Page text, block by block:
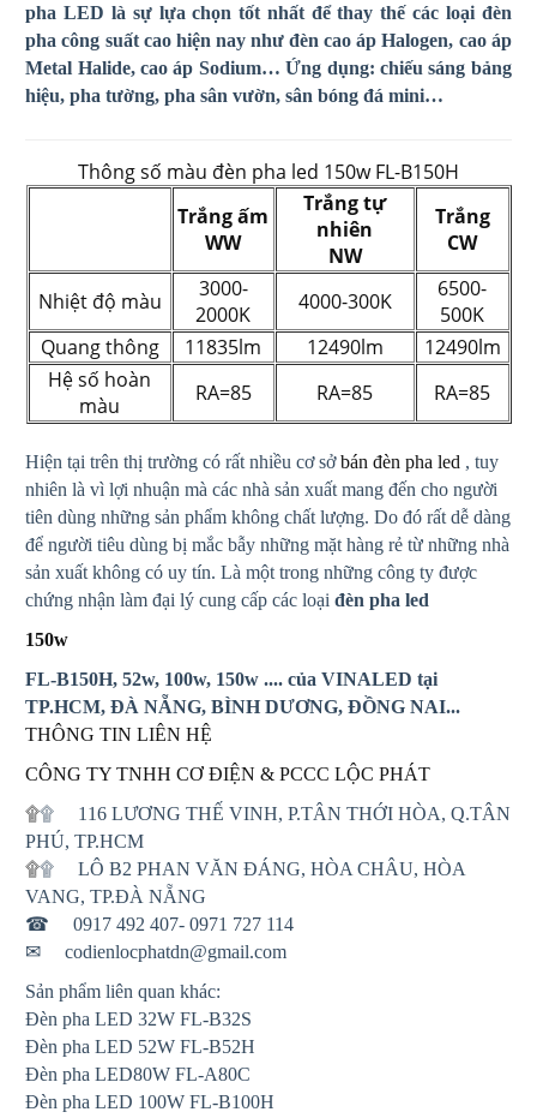
pha LED là sự lựa chọn tốt nhất để thay thế các loại đèn
pha công suất cao hiện nay như đèn cao áp Halogen, cao áp
Metal Halide, cao áp Sodium… Ứng dụng: chiếu sáng bảng
hiệu, pha tường, pha sân vườn, sân bóng đá mini…
Thông số màu đèn pha led 150w FL-B150H
Trắng ấm
WW
Trắng tự
nhiên
NW
Trắng
CW
Nhiệt độ màu
3000-
2000K
4000-300K
6500-
500K
Quang thông
11835lm 12490lm
12490lm
Hệ số hoàn
màu
RA=85 RA=85 RA=85
Hiện tại trên thị trường có rất nhiều cơ sởbán đèn pha led , tuy
nhiên là vì lợi nhuận mà các nhà sản xuất mang đến cho người
tiên dùng những sản phẩm không chất lượng. Do đó rất dễ dàng
để người tiêu dùng bị mắc bẫy những mặt hàng rẻ từ những nhà
sản xuất không có uy tín. Là một trong những công ty được
chứng nhận làm đại lý cung cấp các loại đèn pha led
150w
FL-B150H, 52w, 100w, 150w .... của VINALED tại
TP.HCM, ĐÀ NẴNG, BÌNH DƯƠNG, ĐỒNG NAI...
THÔNG TIN LIÊN HỆ
CÔNG TY TNHH CƠ ĐIỆN & PCCC LỘC PHÁT
۩۩
116 LƯƠNG THẾ VINH, P.TÂN THỚI HÒA, Q.TÂN
PHÚ, TP.HCM
۩۩
LÔ B2 PHAN VĂN ĐÁNG, HÒA CHÂU, HÒA
VANG, TP.ĐÀ NẴNG
☎
0917 492 407- 0971 727 114
✉ codienlocphatdn@gmail.com
Sản phẩm liên quan khác:
Đèn pha LED 32W FL-B32S
Đèn pha LED 52W FL-B52H
Đèn pha LED80W FL-A80C
Đèn pha LED 100W FL-B100H